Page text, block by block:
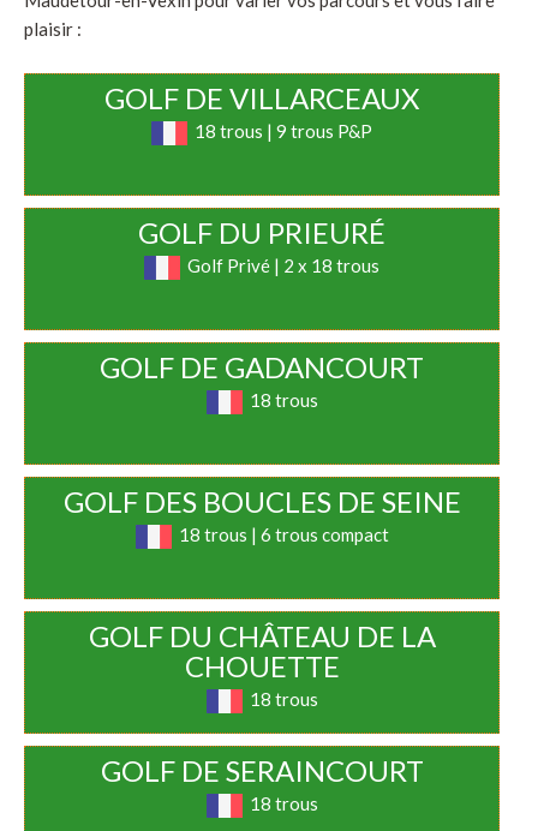
plaisir :
GOLF DE VILLARCEAUX
18 trous | 9 trous P&P
GOLF DU PRIEURÉ
Golf Privé | 2 x 18 trous
GOLF DE GADANCOURT
18 trous
GOLF DES BOUCLES DE SEINE
18 trous | 6 trous compact
GOLF DU CHÂTEAU DE LA
CHOUETTE
18 trous
GOLF DE SERAINCOURT
18 trous